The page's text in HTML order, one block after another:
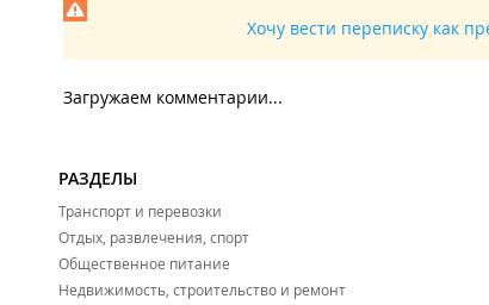
Хочу вести переписку как
Загружаем комментарии...
РАЗДЕЛЫ
Транспорт и перевозки
Отдых, развлечения, спорт
Общественное питание
Недвижимость, строительство и ремонт